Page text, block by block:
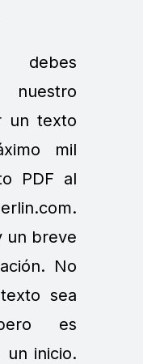
debes
un texto
mil
PDF al
un breve
No
sea
es
un inicio.